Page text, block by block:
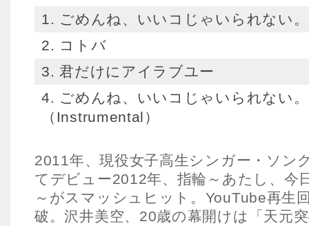
1. ごめんね、いいコじゃいられない。
2. コトバ
3. 君だけにアイラブユー
4. ごめんね、いいコじゃいられない。
（Instrumental）
2011年、現役女子高生シンガー・ソン
てデビュー2012年、指輪～あたし、今
～がスマッシュヒット。YouTube再生
破。沢井美空、20歳の幕開けは「天元